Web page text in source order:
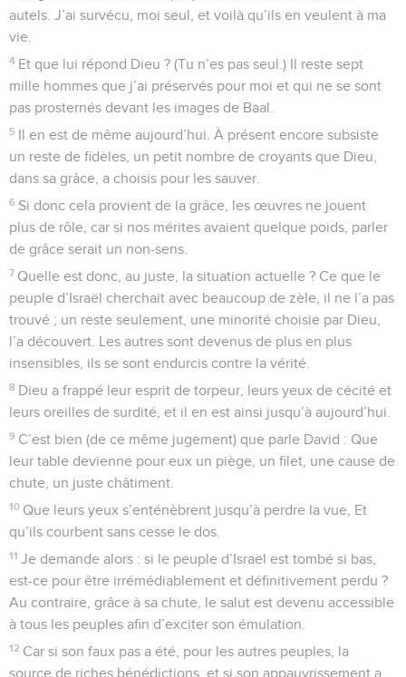
autels. J’ai survécu, moi seul, et voilà qu’ils en veulent à ma
vie.
4 Et que lui répond Dieu ? (Tu n’es pas seul.) Il reste sept
mille hommes que j’ai préservés pour moi et qui ne se sont
pas prosternés devant les images de Baal.
5 Il en est de même aujourd’hui. À présent encore subsiste
un reste de fidèles, un petit nombre de croyants que Dieu,
dans sa grâce, a choisis pour les sauver.
6 Si donc cela provient de la grâce, les œuvres ne jouent
plus de rôle, car si nos mérites avaient quelque poids, parler
de grâce serait un non-sens.
7 Quelle est donc, au juste, la situation actuelle ? Ce que le
peuple d’Israël cherchait avec beaucoup de zèle, il ne l’a pas
trouvé ; un reste seulement, une minorité choisie par Dieu,
l’a découvert. Les autres sont devenus de plus en plus
insensibles, ils se sont endurcis contre la vérité.
8 Dieu a frappé leur esprit de torpeur, leurs yeux de cécité et
leurs oreilles de surdité, et il en est ainsi jusqu’à aujourd’hui.
9 C’est bien (de ce même jugement) que parle David : Que
leur table devienne pour eux un piège, un filet, une cause de
chute, un juste châtiment.
10 Que leurs yeux s’enténèbrent jusqu’à perdre la vue, Et
qu’ils courbent sans cesse le dos.
11 Je demande alors : si le peuple d’Israël est tombé si bas,
est-ce pour être irrémédiablement et définitivement perdu ?
Au contraire, grâce à sa chute, le salut est devenu accessible
à tous les peuples afin d’exciter son émulation.
12 Car si son faux pas a été, pour les autres peuples, la
source de riches bénédictions, et si son appauvrissement a